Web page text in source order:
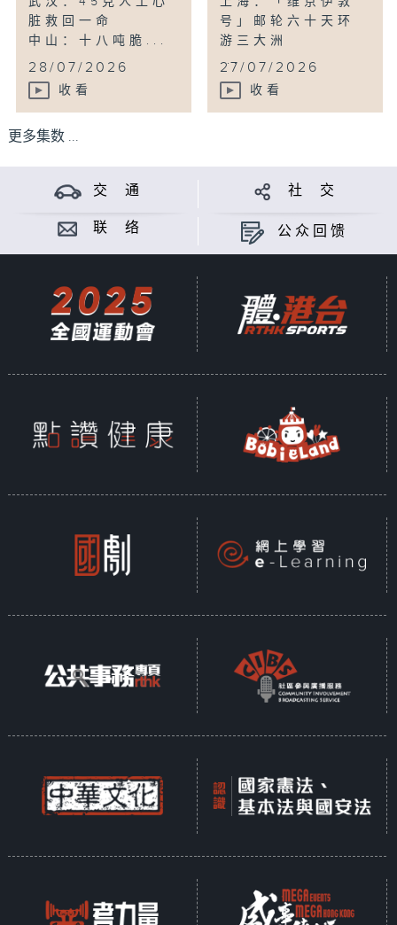
脏救回一命
中山：十八吨脆...
28/07/2026
收看
号」邮轮六十天环
游三大洲
...
27/07/2026
收看
更多集数 ...
交 通 社 交
联 络 公众回馈